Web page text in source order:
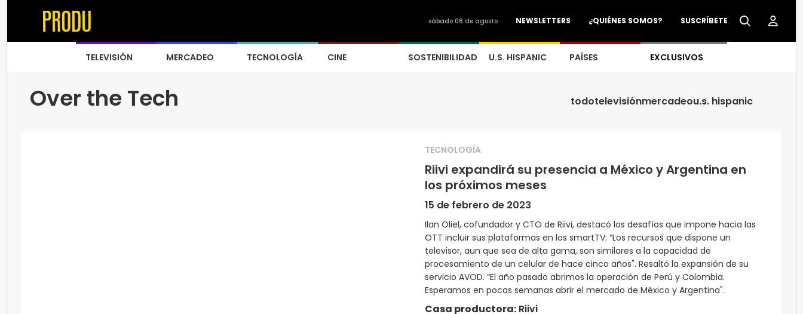
SUSCRÍBETE
¿QUIÉNES SOMOS?
NEWSLETTERS
sábado 08 de agosto
TELEVISIÓN MERCADEO TECNOLOGÍA CINE SOSTENIBILIDAD U.S. HISPANIC PAÍSES EXCLUSIVOS
Over the Tech todotelevisiónmercadeou.s. hispanic
TECNOLOGÍA
Riivi expandirá su presencia a México y Argentina en
los próximos meses
15 de febrero de 2023
Ilan Oliel, cofundador y CTO de Riivi, destacó los desafíos que impone hacia las
OTT incluir sus plataformas en los smartTV: “Los recursos que dispone un
televisor, aun que sea de alta gama, son similares a la capacidad de
procesamiento de un celular de hace cinco años". Resaltó la expansión de su
servicio AVOD. “El año pasado abrimos la operación de Perú y Colombia.
Esperamos en pocas semanas abrir el mercado de México y Argentina".
Casa productora: Riivi